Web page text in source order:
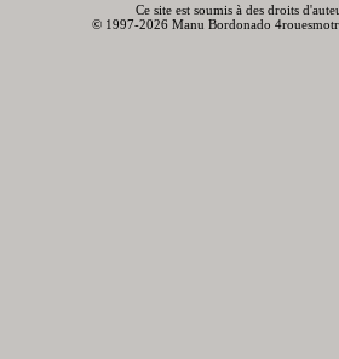
Ce site est soumis à des droits
© 1997-2026 Manu Bordonado